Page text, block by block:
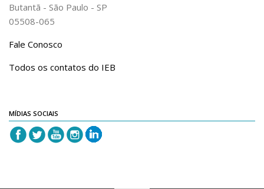
Butantã - São Paulo - SP
05508-065
Fale Conosco
Todos os contatos do IEB
MÍDIAS SOCIAIS